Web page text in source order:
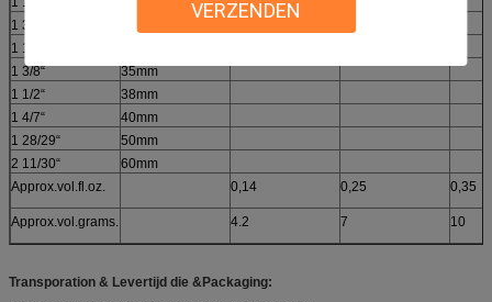
VERZENDEN
1 3/16“
1 1/4“
1 3/8“
35mm
1 1/2“
38mm
1 4/7“
40mm
1 28/29“
50mm
2 11/30“
60mm
Approx.vol.fl.oz.
0,14 0,25 0,35
Approx.vol.grams. 4.2 7 10
Transporation & Levertijd die &Packaging: